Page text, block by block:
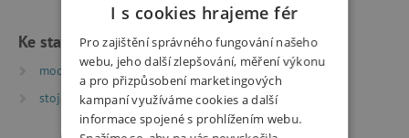
Ke stažení
modelinoveobrazkykomprim | PDF | 0.79 MB
stojanekkomprim | PDF | 0.28 MB
I s cookies hrajeme fér
Pro zajištění správného fungování našeho
webu, jeho další zlepšování, měření výkonu
a pro přizpůsobení marketingových
kampaní využíváme cookies a další
informace spojené s prohlížením webu.